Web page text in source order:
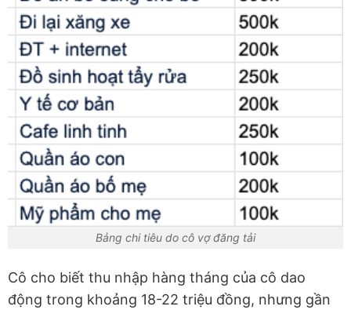
Bảng chi tiêu do cô vợ đăng tải
Cô cho biết thu nhập hàng tháng của cô dao
động trong khoảng 18-22 triệu đồng, nhưng gần